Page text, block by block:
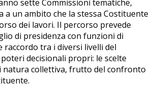
sette Commissioni tematiche,
a un ambito che la stessa Costituente
dei lavori. Il percorso prevede
di presidenza con funzioni di
raccordo tra i diversi livelli del
decisionali propri: le scelte
natura collettiva, frutto del confronto